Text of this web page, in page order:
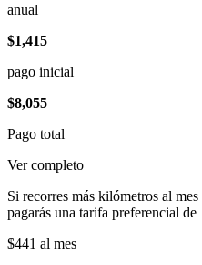
anual
$1,415
pago inicial
$8,055
Pago total
Ver completo
Si recorres más kilómetros al
pagarás una tarifa preferencial de
$441 al mes